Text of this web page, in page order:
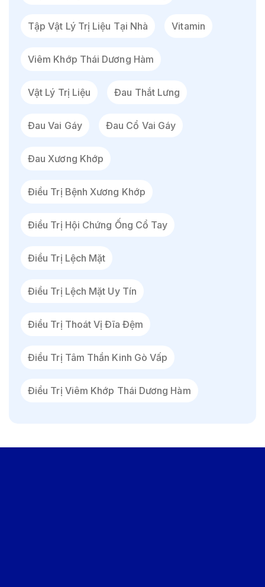
Tập Vật Lý Trị Liệu Tại Nhà Vitamin
Viêm Khớp Thái Dương Hàm
Vật Lý Trị Liệu Đau Thắt Lưng
Đau Vai Gáy Đau Cổ Vai Gáy
Đau Xương Khớp
Điều Trị Bệnh Xương Khớp
Điều Trị Hội Chứng Ống Cổ Tay
Điều Trị Lệch Mặt
Điều Trị Lệch Mặt Uy Tín
Điều Trị Thoát Vị Đĩa Đệm
Điều Trị Tâm Thần Kinh Gò Vấp
Điều Trị Viêm Khớp Thái Dương Hàm